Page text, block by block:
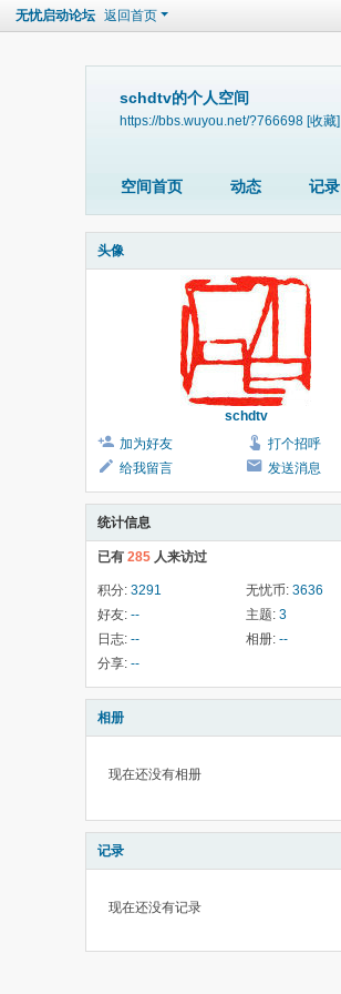
无忧启动论坛 返回首页
schdtv的个人空间
https://bbs.wuyou.net/?766698 [收藏]
空间首页 动态 记录
头像
schdtv
加为好友
打个招呼
给我留言
发送消息
统计信息
已有 285 人来访过
积分: 3291 无忧币: 3636
好友: -- 主题: 3
日志: -- 相册: --
分享: --
相册
现在还没有相册
记录
现在还没有记录